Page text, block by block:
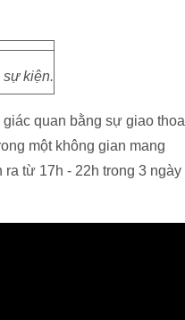
sự kiện.
quan bằng sự giao thoa
một không gian mang
từ 17h - 22h trong 3 ngày